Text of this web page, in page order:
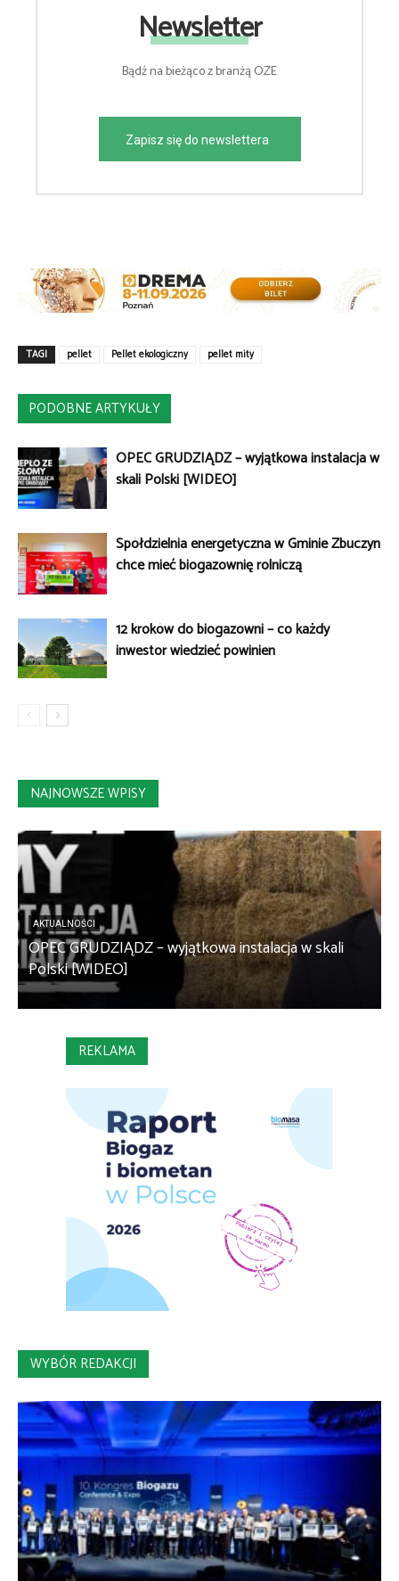
Newsletter
Bądź na bieżąco z branżą OZE
Zapisz się do newslettera
TAGI pellet Pellet ekologiczny pellet mity
PODOBNE ARTYKUŁY
OPEC GRUDZIĄDZ – wyjątkowa instalacja w
skali Polski [WIDEO]
Spółdzielnia energetyczna w Gminie Zbuczyn
chce mieć biogazownię rolniczą
12 kroków do biogazowni – co każdy
inwestor wiedzieć powinien
NAJNOWSZE WPISY
AKTUALNOŚCI
OPEC GRUDZIĄDZ – wyjątkowa instalacja w skali
Polski [WIDEO]
REKLAMA
WYBÓR REDAKCJI